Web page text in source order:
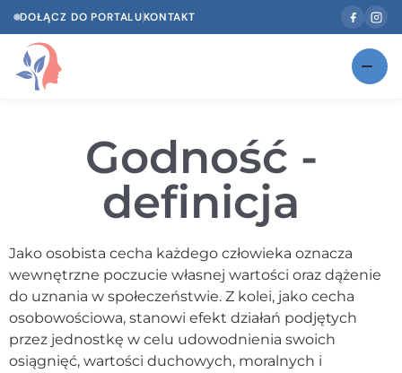
DOŁĄCZ DO PORTALUKONTAKT
NOWOŚĆ
Według specjalizacji
Diagnozy psychologiczne
Testy psychologiczne
Dawka wiedzy
Godność -
definicja
Jako osobista cecha każdego człowieka oznacza
wewnętrzne poczucie własnej wartości oraz dążenie
do uznania w społeczeństwie. Z kolei, jako cecha
osobowościowa, stanowi efekt działań podjętych
przez jednostkę w celu udowodnienia swoich
osiągnięć, wartości duchowych, moralnych i